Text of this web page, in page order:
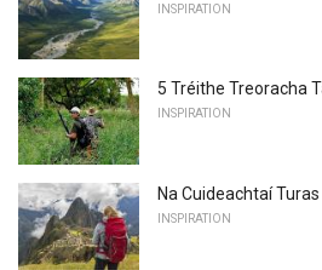
INSPIRATION
5 Tréithe Treoracha
INSPIRATION
Na Cuideachtaí
INSPIRATION